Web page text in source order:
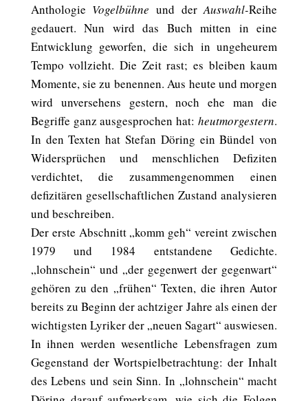
Anthologie Vogelbühne und derAuswahl-Reihe
gedauert. Nun wird das Buch mitten in eine
Entwicklung geworfen, die sich in ungeheurem
Tempo vollzieht. Die Zeit rast; es bleiben kaum
Momente, sie zu benennen. Aus heute und morgen
wird unversehens gestern, noch ehe man die
Begriffe ganz ausgesprochen hat:heutmorgestern.
In den Texten hat Stefan Döring ein Bündel von
Widersprüchen und menschlichen Defiziten
verdichtet, die zusammengenommen einen
defizitären gesellschaftlichen Zustand analysieren
und beschreiben.
Der erste Abschnitt „komm geh“ vereint zwischen
1979 und 1984 entstandene Gedichte.
„lohnschein“ und „der gegenwert der gegenwart“
gehören zu den „frühen“ Texten, die ihren Autor
bereits zu Beginn der achtziger Jahre als einen der
wichtigsten Lyriker der „neuen Sagart“ auswiesen.
In ihnen werden wesentliche Lebensfragen zum
Gegenstand der Wortspielbetrachtung: der Inhalt
des Lebens und sein Sinn. In „lohnschein“ macht